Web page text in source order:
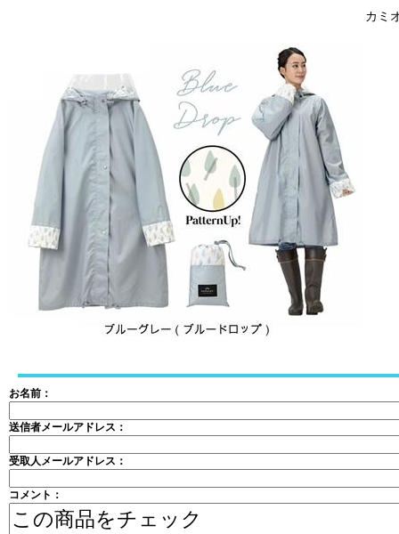
カミ
お名前：
送信者メールアドレス：
受取人メールアドレス：
コメント：